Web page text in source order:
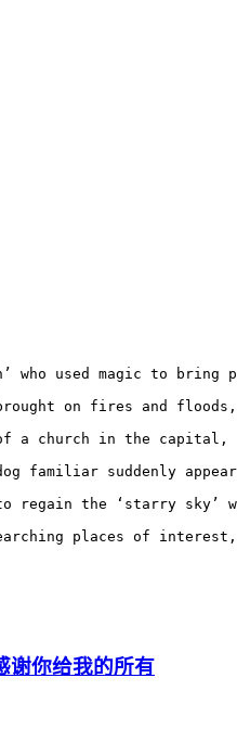
who used magic to
on fires and
a church in the capital,
familiar suddenly
regain the ‘starry
places of
你给我的所有